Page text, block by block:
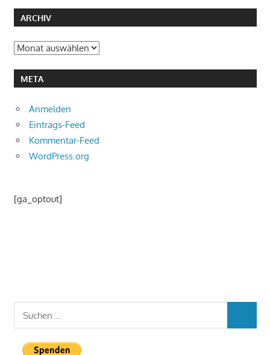
ARCHIV
Archiv
META
Anmelden
Eintrags-Feed
Kommentar-Feed
WordPress.org
[ga_optout]